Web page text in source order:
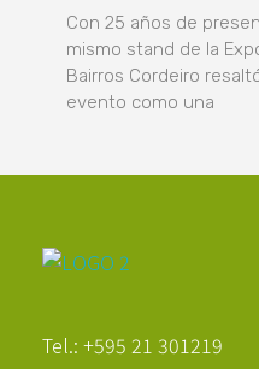
Con 25 años de
mismo stand de la
Bairros Cordeiro
evento como una
Tel.: +595 21 301219